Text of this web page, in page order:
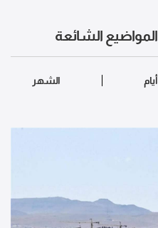
المواضيع الشائعة